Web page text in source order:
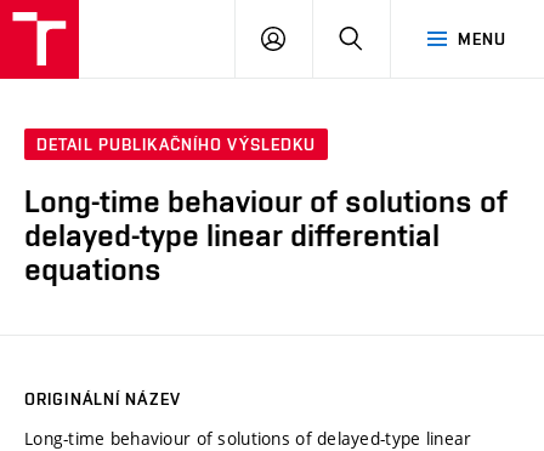
MENU
PŘIHLÁSIT
DETAIL PUBLIKAČNÍHO VÝSLEDKU
Long-time behaviour of solutions of
delayed-type linear differential
equations
ORIGINÁLNÍ NÁZEV
Long-time behaviour of solutions of delayed-type linear